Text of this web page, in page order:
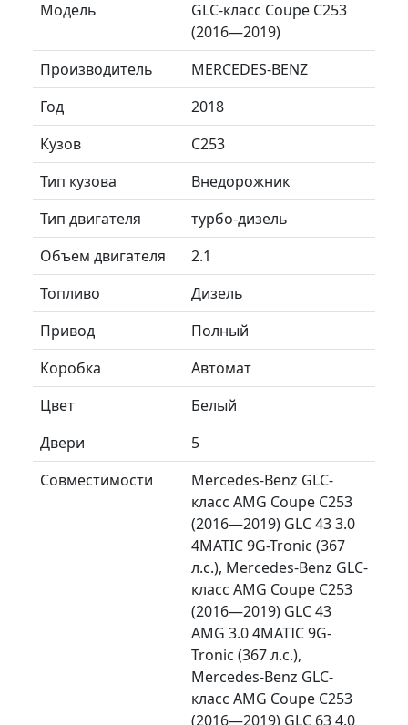
Модель
GLC-класс Coupe C253
(2016—2019)
Производитель
MERCEDES-BENZ
Год
2018
Кузов
C253
Тип кузова
Внедорожник
Тип двигателя
турбо-дизель
Объем двигателя
2.1
Топливо
Дизель
Привод
Полный
Коробка
Автомат
Цвет
Белый
Двери
5
Совместимости
Mercedes-Benz GLC-
класс AMG Coupe C253
(2016—2019) GLC 43 3.0
4MATIC 9G-Tronic (367
л.с.), Mercedes-Benz GLC-
класс AMG Coupe C253
(2016—2019) GLC 43
AMG 3.0 4MATIC 9G-
Tronic (367 л.с.),
Mercedes-Benz GLC-
класс AMG Coupe C253
(2016—2019) GLC 63 4.0